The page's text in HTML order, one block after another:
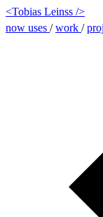
<Tobias Leinss />
now uses /work /